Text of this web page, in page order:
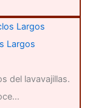
Largos
del lavavajillas.